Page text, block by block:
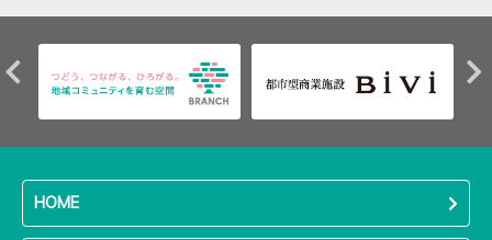
HOME